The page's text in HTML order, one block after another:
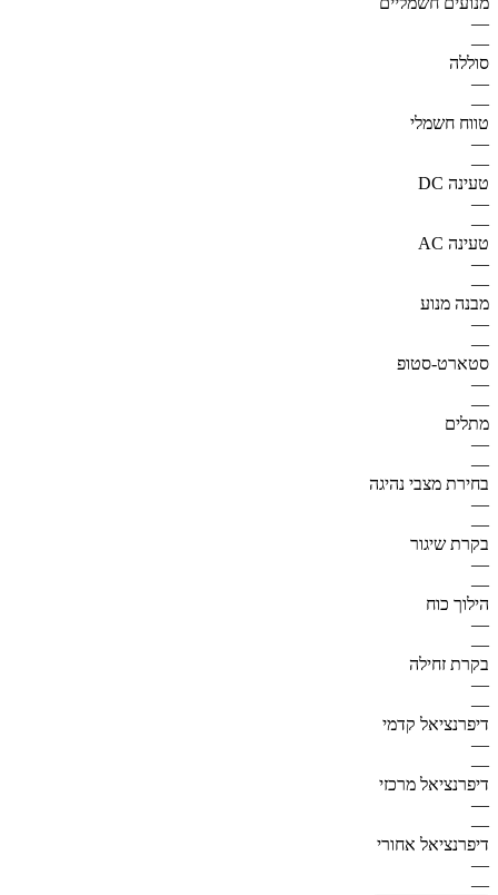
—
—
סוללה
—
—
טווח חשמלי
—
—
טעינה DC
—
—
טעינה AC
—
—
מבנה מנוע
—
—
סטארט-סטופ
—
—
מתלים
—
—
בחירת מצבי נהיגה
—
—
בקרת שיגור
—
—
הילוך כוח
—
—
בקרת זחילה
—
—
דיפרנציאל קדמי
—
—
דיפרנציאל מרכזי
—
—
דיפרנציאל אחורי
—
—